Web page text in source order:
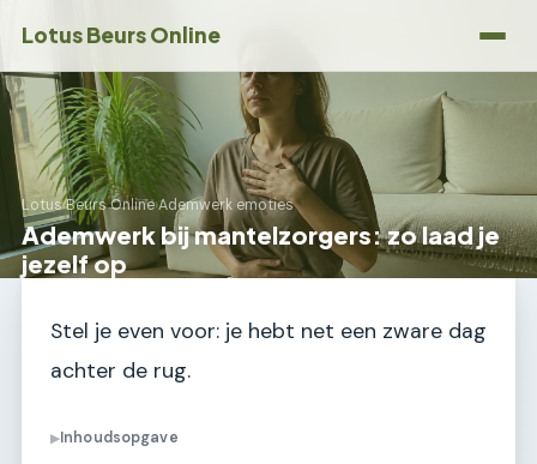
Lotus Beurs Online
Lotus Beurs Online›Ademwerk emoties
Ademwerk bij mantelzorgers: zo laad je
jezelf op
Stel je even voor: je hebt net een zware dag
achter de rug.
▶Inhoudsopgave